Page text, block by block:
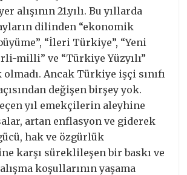
alışının 21.yılı. Bu yıllarda
dilinden “ekonomik
“İleri Türkiye”, “Yeni
milli” ve “Türkiye Yüzyılı”
Ancak Türkiye işçi sınıfı
değişen birşey yok.
yıl emekçilerin aleyhine
artan enflasyon ve giderek
hak ve özgürlük
karşı süreklileşen bir baskı ve
koşullarının yaşama